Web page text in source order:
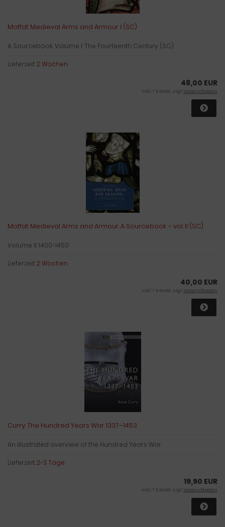
Moffat: Medieval Arms and Armour I (SC)
A Sourcebook. Volume I: The Fourteenth Century (SC)
Lieferzeit:2 Wochen
48,00 EUR
inkl. 7 % MwSt. zzgl.Versandkosten
Moffat: Medieval Arms and Armour. A Sourcebook – vol. II (SC)
Volume II: 1400-1450
Lieferzeit:2 Wochen
40,00 EUR
inkl. 7 % MwSt. zzgl.Versandkosten
Curry: The Hundred Years War 1337–1453
An illustrated overview of the Hundred Years War.
Lieferzeit:2-3 Tage
19,90 EUR
inkl. 7 % MwSt. zzgl.Versandkosten